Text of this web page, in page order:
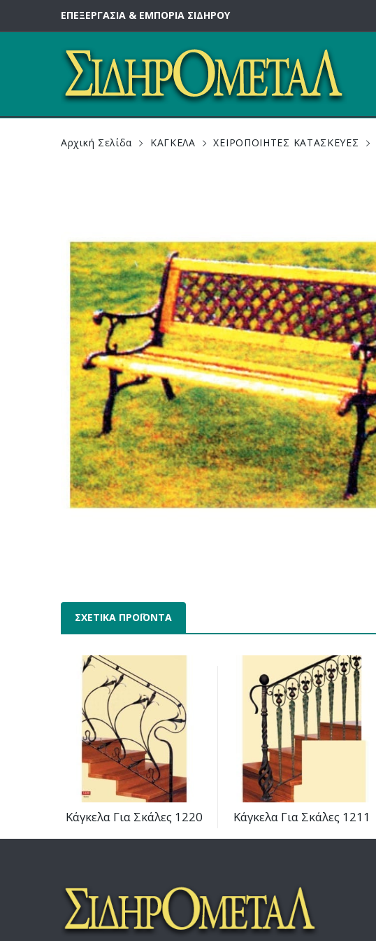
ΕΠΕΞΕΡΓΑΣΙΑ & ΕΜΠΟΡΙΑ ΣΙΔΗΡΟΥ
Αρχική Σελίδα ΚΑΓΚΕΛΑ ΧΕΙΡΟΠΟΙΗΤΕΣ ΚΑΤΑΣΚΕΥΕΣ
ΣΧΕΤΙΚΑ ΠΡΟΪΟΝΤΑ
Κάγκελα Για Σκάλες 1220 Κάγκελα Για Σκάλες 1211